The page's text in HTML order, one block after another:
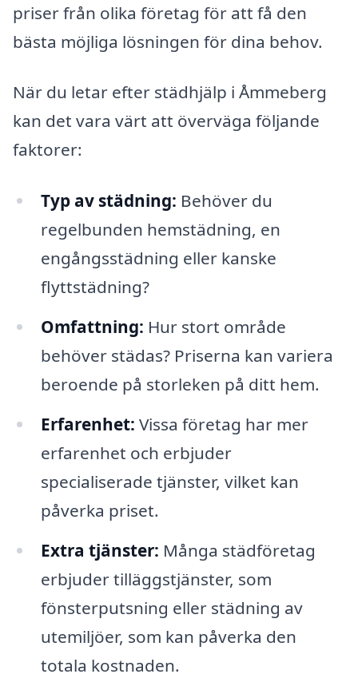
priser från olika företag för att få den
bästa möjliga lösningen för dina behov.
När du letar efter städhjälp i Åmmeberg
kan det vara värt att överväga följande
faktorer:
Typ av städning: Behöver du
regelbunden hemstädning, en
engångsstädning eller kanske
flyttstädning?
Omfattning: Hur stort område
behöver städas? Priserna kan variera
beroende på storleken på ditt hem.
Erfarenhet: Vissa företag har mer
erfarenhet och erbjuder
specialiserade tjänster, vilket kan
påverka priset.
Extra tjänster: Många städföretag
erbjuder tilläggstjänster, som
fönsterputsning eller städning av
utemiljöer, som kan påverka den
totala kostnaden.